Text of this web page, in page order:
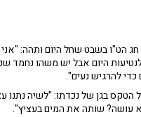
חג הט"ו בשבט שחל היום ותהה:
לנטיעות היום אבל יש משהו נחמד
כדי להרגיש נעים".
הטקס בגן של נכדתו: "לשיה נתנו
עושה? שותה את המים בעציץ".